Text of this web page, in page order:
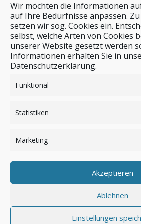
Wir möchten die Informationen
auf Ihre Bedürfnisse anpassen.
setzen wir sog. Cookies ein.
selbst, welche Arten von Cookies
unserer Website gesetzt werden
Informationen erhalten Sie in
Datenschutzerklärung.
Funktional
Statistiken
Marketing
Akzeptieren
Ablehnen
Einstellungen
Stichwortsuche
Anmelden